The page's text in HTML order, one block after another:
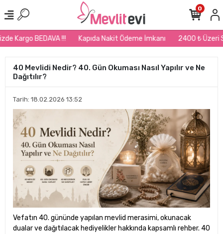
BEDAVA !!! Kapıda Nakit Ödeme İmkanı 2400 ₺ Üzeri
0
40 Mevlidi Nedir? 40. Gün Okuması Nasıl Yapılır ve Ne
Dağıtılır?
Tarih: 18.02.2026 13:52
Vefatın 40. gününde yapılan mevlid merasimi, okunacak
dualar ve dağıtılacak hediyelikler hakkında kapsamlı rehber. 40